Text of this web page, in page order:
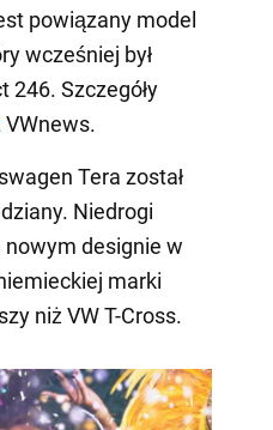
powiązany model
wcześniej był
246. Szczegóły
VWnews.
Tera został
Niedrogi
nowym designie w
marki
niż VW T-Cross.